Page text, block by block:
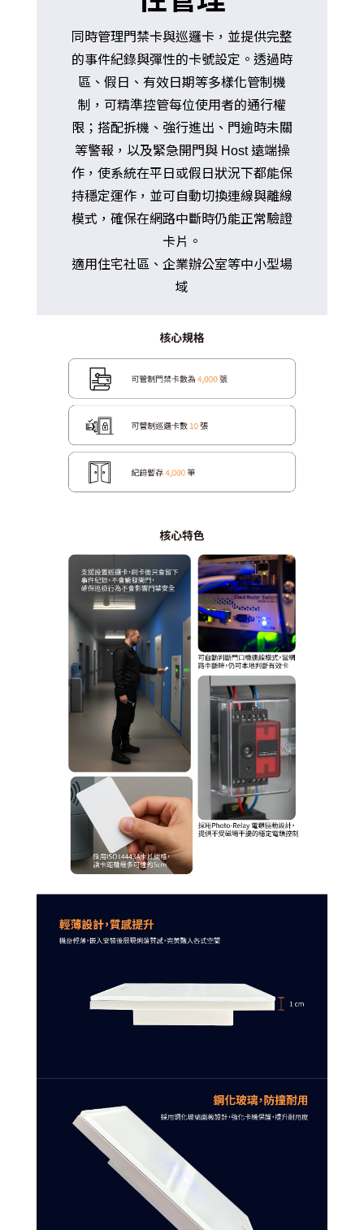
同時管理門禁卡與巡邏卡，並提供完整
的事件紀錄與彈性的卡號設定。透過時
區、假日、有效日期等多樣化管制機
制，可精準控管每位使用者的通行權
限；搭配拆機、強行進出、門逾時未關
等警報，以及緊急開門與 Host 遠端操
作，使系統在平日或假日狀況下都能保
持穩定運作，並可自動切換連線與離線
模式，確保在網路中斷時仍能正常驗證
卡片。
適用住宅社區、企業辦公室等中小型場
域